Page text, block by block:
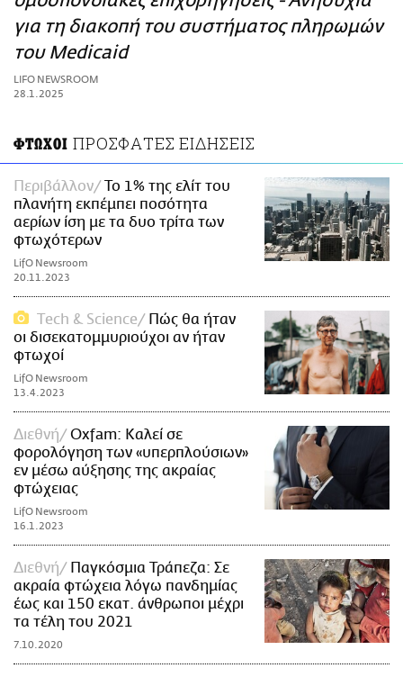
ΑΜΠΑ
PRINT
για τη διακοπή του συστήματος πληρωμών
του Medicaid
LIFO NEWSROOM
28.1.2025
ΦΤΩΧΟΙ ΠΡΟΣΦΑΤΕΣ ΕΙΔΗΣΕΙΣ
Περιβάλλον
Το 1% της ελίτ του
πλανήτη εκπέμπει ποσότητα
αερίων ίση με τα δυο τρίτα των
φτωχότερων
LifO Newsroom
20.11.2023
Τech & Science
Πώς θα ήταν
οι δισεκατομμυριούχοι αν ήταν
φτωχοί
LifO Newsroom
13.4.2023
Διεθνή
Oxfam: Καλεί σε
φορολόγηση των «υπερπλούσιων»
εν μέσω αύξησης της ακραίας
φτώχειας
LifO Newsroom
16.1.2023
Διεθνή
Παγκόσμια Τράπεζα: Σε
ακραία φτώχεια λόγω πανδημίας
έως και 150 εκατ. άνθρωποι μέχρι
τα τέλη του 2021
7.10.2020